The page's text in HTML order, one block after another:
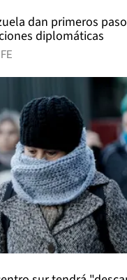
dan primeros
diplomáticas